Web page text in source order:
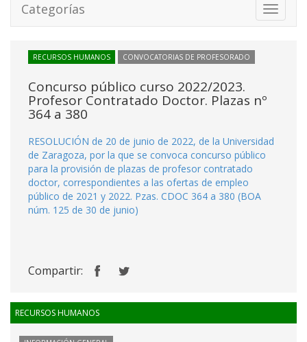
Toggle
Categorías
RECURSOS HUMANOS CONVOCATORIAS DE PROFESORADO
Concurso público curso 2022/2023.
Profesor Contratado Doctor. Plazas nº
364 a 380
RESOLUCIÓN de 20 de junio de 2022, de la Universidad
de Zaragoza, por la que se convoca concurso público
para la provisión de plazas de profesor contratado
doctor, correspondientes a las ofertas de empleo
público de 2021 y 2022. Pzas. CDOC 364 a 380 (BOA
núm. 125 de 30 de junio)
Compartir:
RECURSOS HUMANOS